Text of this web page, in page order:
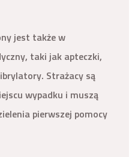
jest także w
taki jak apteczki,
Strażacy są
wypadku i muszą
pierwszej pomocy